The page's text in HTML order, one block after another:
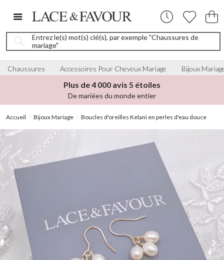
Entrez le(s) mot(s) clé(s), par exemple "Chaussures de
mariage"
Chaussures Accessoires Pour Cheveux Mariage Bijoux
Plus de 4 000 avis 5 étoiles
De mariées du monde entier
Accueil Bijoux Mariage Boucles d'oreilles Kelani en perles d'eau douce